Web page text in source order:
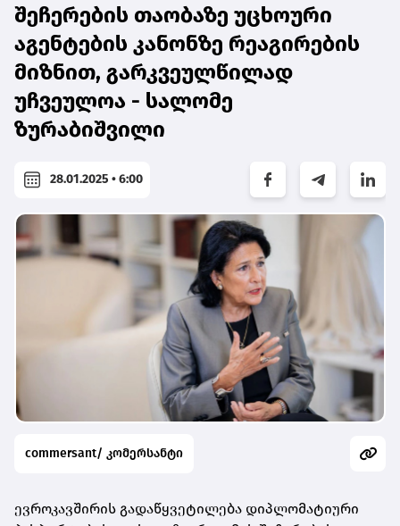
შეჩერების თაობაზე უცხოური
აგენტების კანონზე რეაგირების
მიზნით, გარკვეულწილად
უჩვეულოა - სალომე
ზურაბიშვილი
28.01.2025 • 6:00
commersant/ კომერსანტი
ევროკავშირის გადაწყვეტილება დიპლომატიური